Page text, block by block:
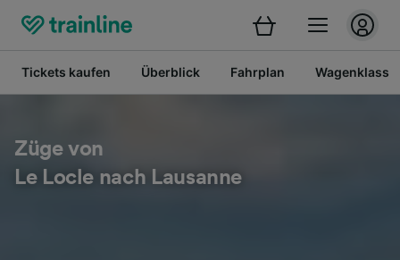
Tickets kaufen Überblick Fahrplan
Züge von
Le Locle nach Lausanne